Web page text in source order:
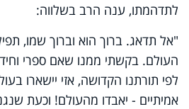
לתדהמתו, ענה הרב בשלווה:
"אל תדאג. ברוך הוא וברוך שמו,
העולם. בקשתי ממנו שאם ספרי
לפי תורתנו הקדושה, אזי יישארו
אמיתיים - יאבדו מהעולם! וכעת